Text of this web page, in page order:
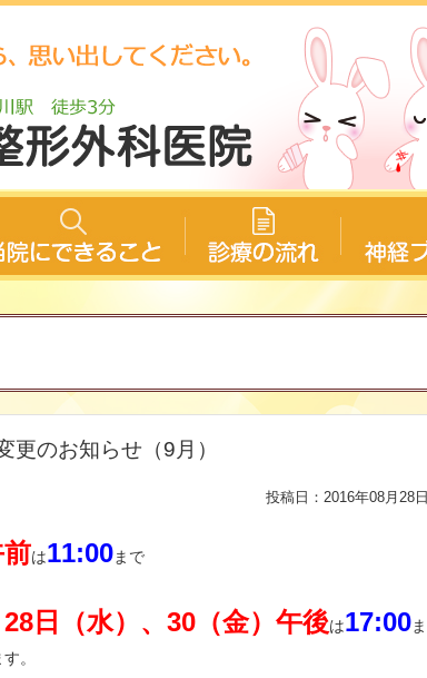
更のお知らせ（9月）
投稿日：2016年08月28日
は11:00まで
日（水）、30（金）午後は17:00ま
。